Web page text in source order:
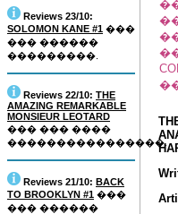
Reviews 23/10:
SOLOMON KANE #1 ���
��� ������
���������.
Reviews 22/10: THE
AMAZING REMARKABLE
MONSIEUR LEOTARD
��� ��� ����
����������������.
Reviews 21/10: BACK
TO BROOKLYN #1 ���
��� ������